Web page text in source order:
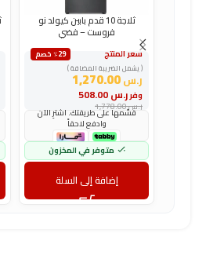
ثلاجة 10 قدم بابين كيولد نو
فروست – فضي
سعر المنتج
٪29 خصم
( يشمل الضريبة المضافة )
ر.س1,270.00
وفرر.س
ر.س1,778.00
قسّمها على طريقتك. اشترِ الآن
وادفع لاحقاً
متوفر في المخزون
إضافة إلى السلة